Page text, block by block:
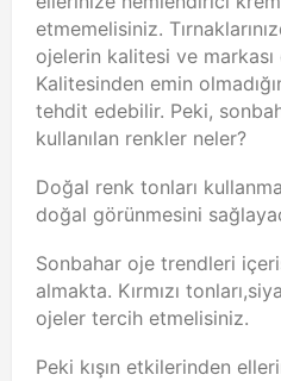
etmemelisiniz.
ojelerin kalitesi ve
Kalitesinden emin
tehdit edebilir. Peki,
kullanılan renkler neler?
Doğal renk tonları
doğal görünmesini
Sonbahar oje trendleri
almakta. Kırmızı
ojeler tercih etmelisiniz.
Peki kışın etkilerinden